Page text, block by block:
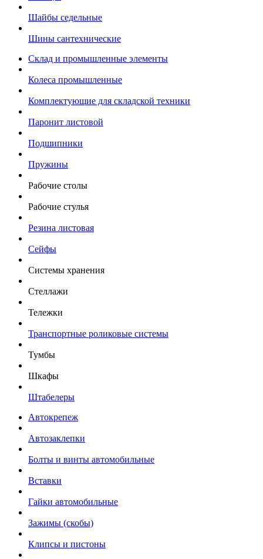
Шайбы седельные
Шины сантехнические
Склад и промышленные элементы
Колеса промышленные
Комплектующие для складской техники
Паронит листовой
Подшипники
Пружины
Рабочие столы
Рабочие стулья
Резина листовая
Сейфы
Системы хранения
Стеллажи
Тележки
Транспортные роликовые системы
Тумбы
Шкафы
Штабелеры
Автокрепеж
Автозаклепки
Болты и винты автомобильные
Вставки
Гайки автомобильные
Зажимы (скобы)
Клипсы и пистоны